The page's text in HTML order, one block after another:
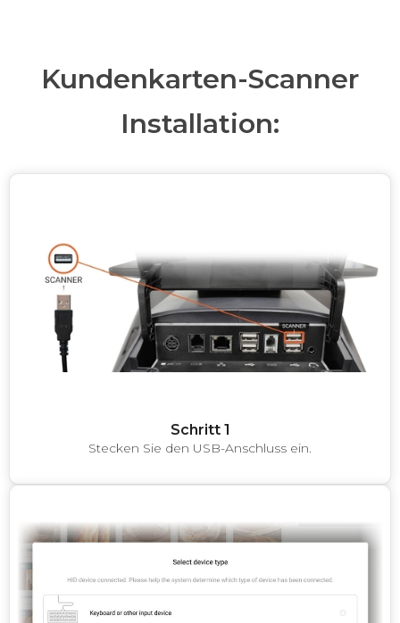
Kundenkarten-Scanner
Installation:
Schritt 1
Stecken Sie den USB-Anschluss ein.